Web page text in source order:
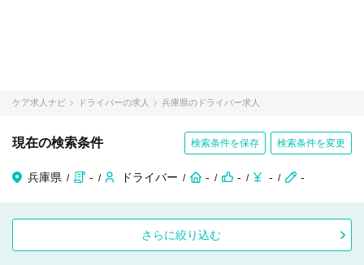
ケア求人ナビ ドライバーの求人 兵庫県のドライバー求人
現在の検索条件 検索条件を保存 検索条件を変更
兵庫県 - ドライバー - - - -
さらに絞り込む